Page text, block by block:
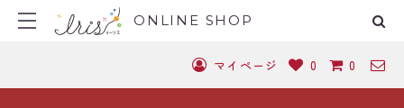
ONLINE SHOP
マイページ 0 0